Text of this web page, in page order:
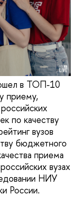
в ТОП-10
приему,
по качеству
вузов
бюджетного
приема
вузах
НИУ
России.